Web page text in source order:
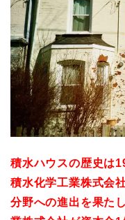
積水ハウスの歴史は
積水化学工業株式会
分野への進出を果た